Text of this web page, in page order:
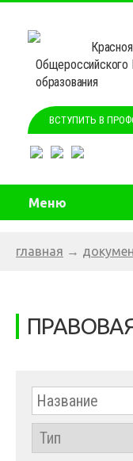
образования
ВСТУПИТЬ В
Меню
главная →